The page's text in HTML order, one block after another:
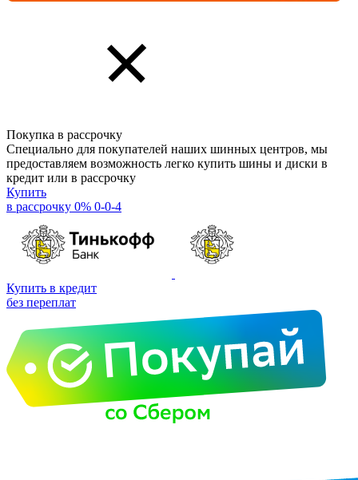
Покупка в рассрочку
Специально для покупателей наших шинных центров, мы
предоставляем возможность легко купить шины и диски в
кредит или в рассрочку
Купить
в рассрочку 0% 0-0-4
Купить в кредит
без переплат